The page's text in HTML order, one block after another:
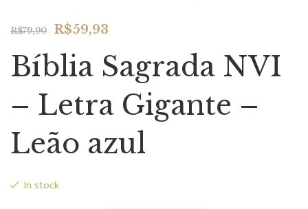
R$79,90
Original
was:
R$59,93
is:
R$59,93.
Bíblia Sagrada NVI
– Letra Gigante –
Leão azul
In stock